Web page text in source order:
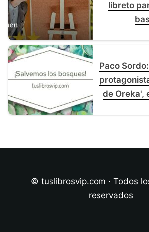
libreto
Paco
de Oreka',
© tuslibrosvip.com · Todos
reservados